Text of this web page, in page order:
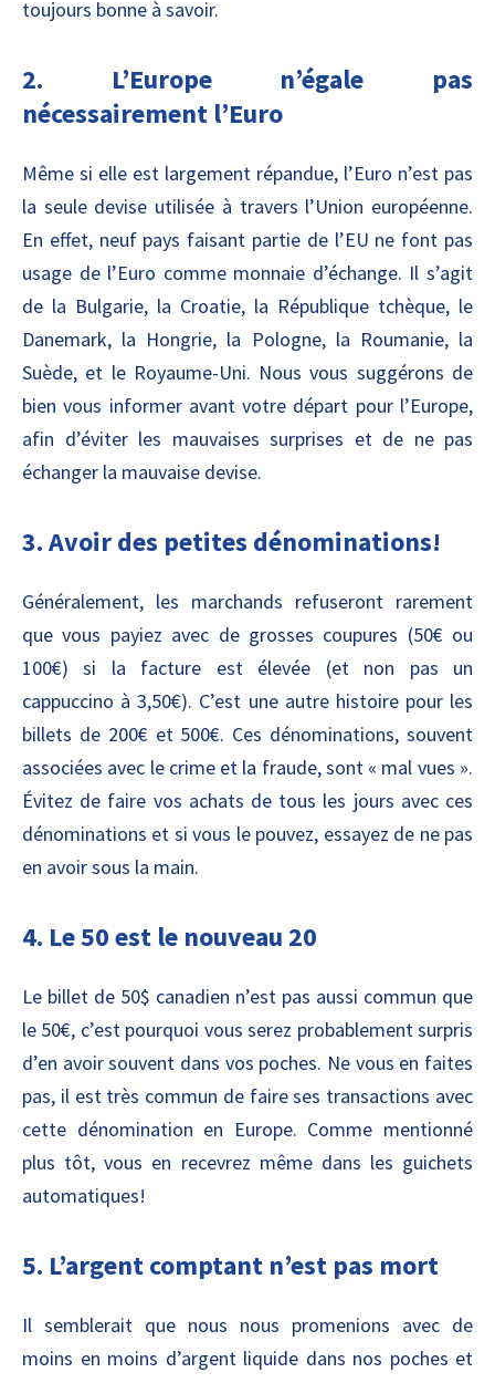
toujours bonne à savoir.
2. L’Europe n’égale pas
nécessairement l’Euro
Même si elle est largement répandue, l’Euro n’est pas
la seule devise utilisée à travers l’Union européenne.
En effet, neuf pays faisant partie de l’EU ne font pas
usage de l’Euro comme monnaie d’échange. Il s’agit
de la Bulgarie, la Croatie, la République tchèque, le
Danemark, la Hongrie, la Pologne, la Roumanie, la
Suède, et le Royaume-Uni. Nous vous suggérons de
bien vous informer avant votre départ pour l’Europe,
afin d’éviter les mauvaises surprises et de ne pas
échanger la mauvaise devise.
3. Avoir des petites dénominations!
Généralement, les marchands refuseront rarement
que vous payiez avec de grosses coupures (50€ ou
100€) si la facture est élevée (et non pas un
cappuccino à 3,50€). C’est une autre histoire pour les
billets de 200€ et 500€. Ces dénominations, souvent
associées avec le crime et la fraude, sont « mal vues ».
Évitez de faire vos achats de tous les jours avec ces
dénominations et si vous le pouvez, essayez de ne pas
en avoir sous la main.
4. Le 50 est le nouveau 20
Le billet de 50$ canadien n’est pas aussi commun que
le 50€, c’est pourquoi vous serez probablement surpris
d’en avoir souvent dans vos poches. Ne vous en faites
pas, il est très commun de faire ses transactions avec
cette dénomination en Europe. Comme mentionné
plus tôt, vous en recevrez même dans les guichets
automatiques!
5. L’argent comptant n’est pas mort
Il semblerait que nous nous promenions avec de
moins en moins d’argent liquide dans nos poches et